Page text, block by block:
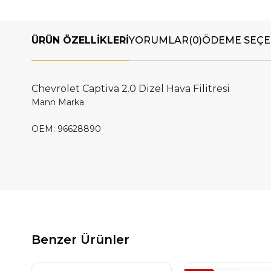
ÜRÜN ÖZELLIKLERIYORUMLAR(0)ÖDEME
Chevrolet Captiva 2.0 Dizel Hava Filitresi
Mann Marka
OEM: 96628890
Benzer Ürünler